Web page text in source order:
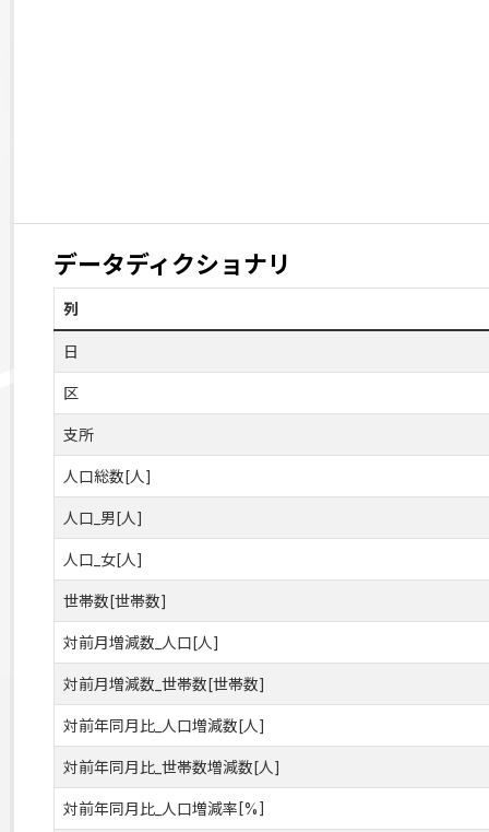
データディクショナリ
列
日
区
支所
人口総数[人]
人口_男[人]
人口_女[人]
世帯数[世帯数]
対前月増減数_人口[人]
対前月増減数_世帯数[世帯数]
対前年同月比_人口増減数[人]
対前年同月比_世帯数増減数[人]
対前年同月比_人口増減率[%]